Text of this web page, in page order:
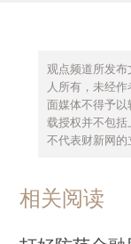
观点频道所发
人所有，未经
面媒体不得予
载授权并不包括
不代表财新网的
相关阅读